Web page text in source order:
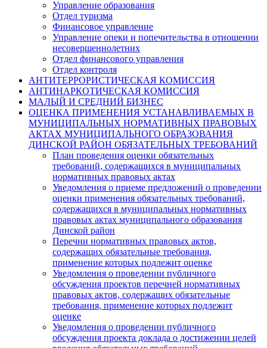
Управление образования
Отдел туризма
Финансовое управление
Управление опеки и попечительства в отношении
несовершеннолетних
Отдел финансового управления
Отдел контроля
АНТИТЕРРОРИСТИЧЕСКАЯ КОМИССИЯ
АНТИНАРКОТИЧЕСКАЯ КОМИССИЯ
МАЛЫЙ И СРЕДНИЙ БИЗНЕС
ОЦЕНКА ПРИМЕНЕНИЯ УСТАНАВЛИВАЕМЫХ В
МУНИЦИПАЛЬНЫХ НОРМАТИВНЫХ ПРАВОВЫХ
АКТАХ МУНИЦИПАЛЬНОГО ОБРАЗОВАНИЯ
ДИНСКОЙ РАЙОН ОБЯЗАТЕЛЬНЫХ ТРЕБОВАНИЙ
План проведения оценки обязательных
требований, содержащихся в муниципальных
нормативных правовых актах
Уведомления о приеме предложений о проведении
оценки применения обязательных требований,
содержащихся в муниципальных нормативных
правовых актах муниципального образования
Динской район
Перечни нормативных правовых актов,
содержащих обязательные требования,
применение которых подлежит оценке
Уведомления о проведении публичного
обсуждения проектов перечней нормативных
правовых актов, содержащих обязательные
требования, применение которых подлежит
оценке
Уведомления о проведении публичного
обсуждения проекта доклада о достижении целей